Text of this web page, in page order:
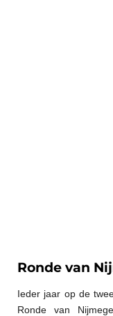
Ronde van
Ieder jaar op de
Ronde van